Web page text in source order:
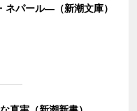
パール―（新潮文庫）